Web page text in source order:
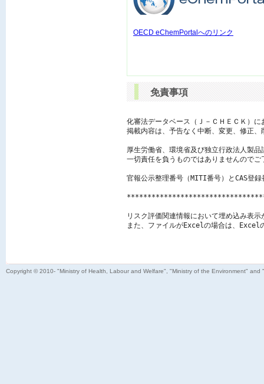
OECD eChemPortalへのリンク
免責事項
化審法データベース（Ｊ－ＣＨＥＣＫ）
掲載内容は、予告なく中断、変更、修正
厚生労働省、環境省及び独立行政法人製
一切責任を負うものではありませんのでご
官報公示整理番号（MITI番号）とCAS登
リスク評価関連情報において埋め込み表
また、ファイルがExcelの場合は、Excel
Copyright © 2010- "Ministry of Health, Labour and Welfare", "Ministry of the Environment"